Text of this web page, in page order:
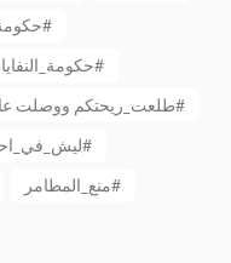
حكومة_التزوير_والفساد#
حكومة_النفايات_الوطنية#
طلعت_ريحتكم ووصلت عالمريخ#
ليش_في_احلى_من_خرا_لبنان#
منع_المطامر#